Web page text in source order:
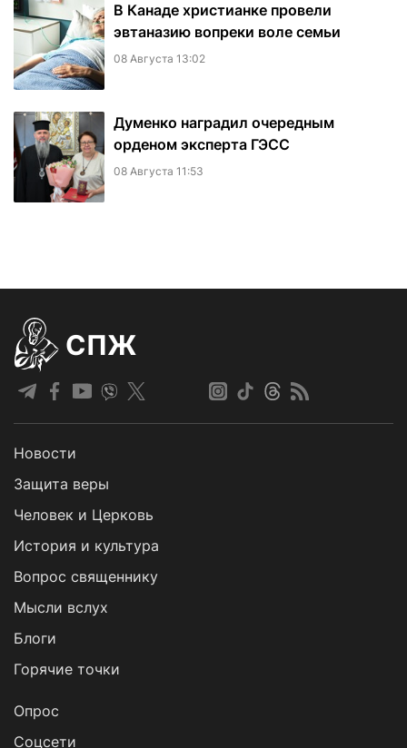
В Канаде христианке провели
эвтаназию вопреки воле семьи
08 Августа 13:02
Думенко наградил очередным
орденом эксперта ГЭСС
08 Августа 11:53
СПЖ
Новости
Защита веры
Человек и Церковь
История и культура
Вопрос священнику
Мысли вслух
Блоги
Горячие точки
Опрос
Cоцсети